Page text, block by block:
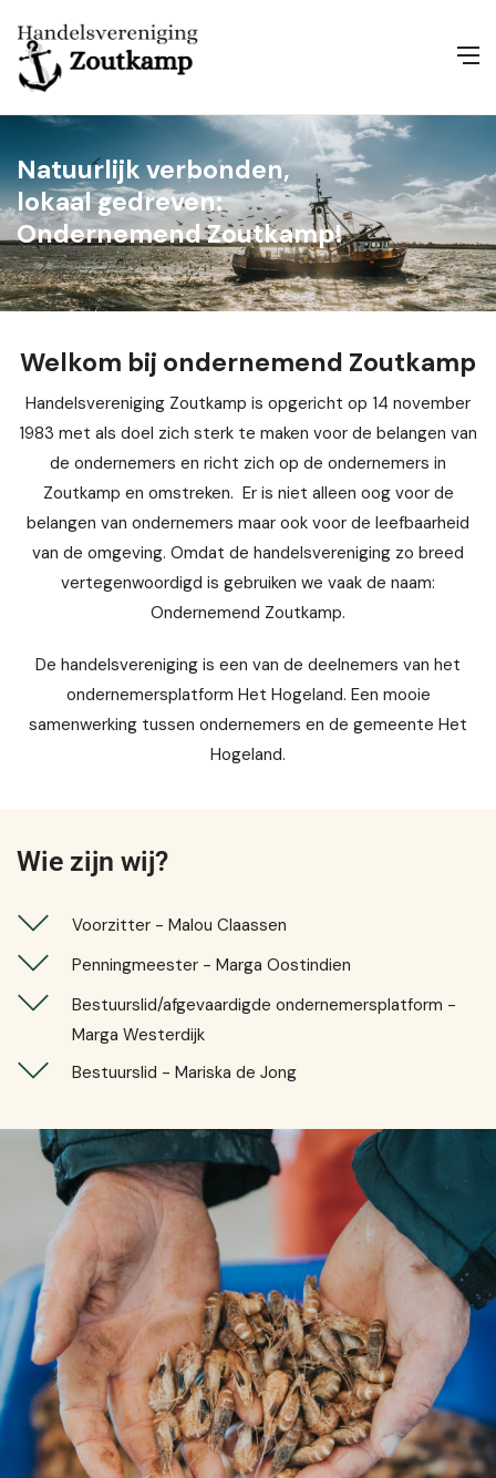
Natuurlijk verbonden,
lokaal gedreven:
Ondernemend Zoutkamp!
Welkom bij ondernemend Zoutkamp
Handelsvereniging Zoutkamp is opgericht op 14 november
1983 met als doel zich sterk te maken voor de belangen van
de ondernemers en richt zich op de ondernemers in
Zoutkamp en omstreken. Er is niet alleen oog voor de
belangen van ondernemers maar ook voor de leefbaarheid
van de omgeving. Omdat de handelsvereniging zo breed
vertegenwoordigd is gebruiken we vaak de naam:
Ondernemend Zoutkamp.
De handelsvereniging is een van de deelnemers van het
ondernemersplatform Het Hogeland. Een mooie
samenwerking tussen ondernemers en de gemeente Het
Hogeland.
Wie zijn wij?
Voorzitter - Malou Claassen
Penningmeester - Marga Oostindien
Bestuurslid/afgevaardigde ondernemersplatform -
Marga Westerdijk
Bestuurslid - Mariska de Jong